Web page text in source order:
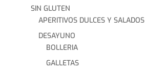
SIN GLUTEN
APERITIVOS DULCES Y SALADOS
DESAYUNO
BOLLERIA
GALLETAS